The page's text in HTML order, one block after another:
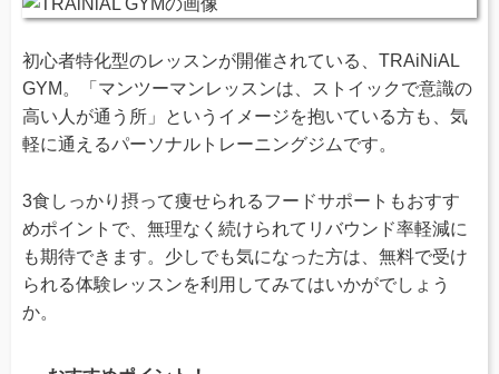
初心者特化型のレッスンが開催されている、TRAiNiAL
GYM。「マンツーマンレッスンは、ストイックで意識の
高い人が通う所」というイメージを抱いている方も、気
軽に通えるパーソナルトレーニングジムです。
3食しっかり摂って痩せられるフードサポートもおすす
めポイントで、無理なく続けられてリバウンド率軽減に
も期待できます。少しでも気になった方は、無料で受け
られる体験レッスンを利用してみてはいかがでしょう
か。